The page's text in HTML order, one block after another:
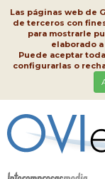
Las páginas web de
de terceros con
para mostrarle
elaborado
Puede aceptar
configurarlas o